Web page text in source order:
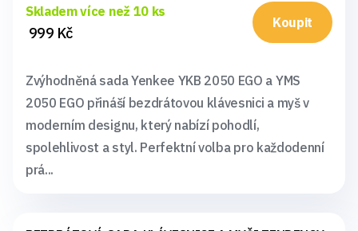
Skladem více než 10 ks
999 Kč
Koupit
Zvýhodněná sada Yenkee YKB 2050 EGO a YMS
2050 EGO přináší bezdrátovou klávesnici a myš v
moderním designu, který nabízí pohodlí,
spolehlivost a styl. Perfektní volba pro každodenní
prá...